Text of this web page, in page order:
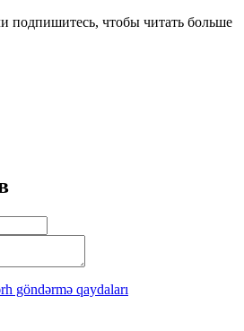
подпишитесь, чтобы читать больше
göndərmə qaydaları